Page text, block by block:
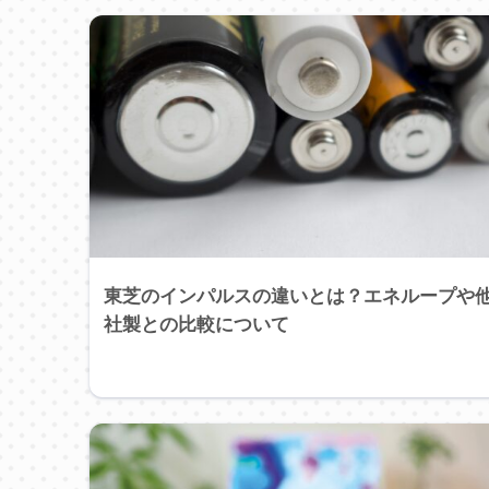
東芝のインパルスの違いとは？エネループや
社製との比較について